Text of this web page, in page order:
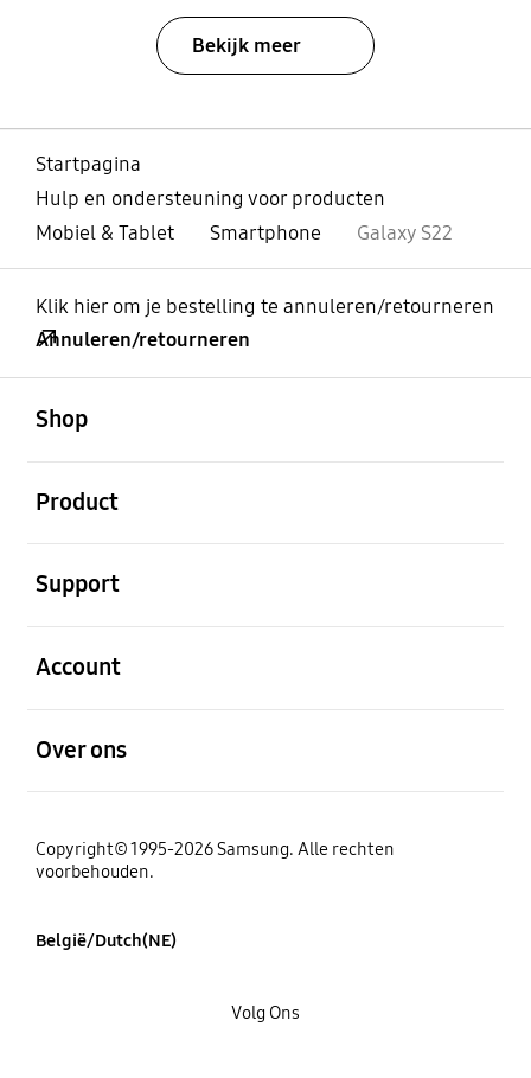
Bekijk meer
Startpagina
Hulp en ondersteuning voor producten
Mobiel & Tablet
Smartphone Galaxy S22
Klik hier om je bestelling te annuleren/retourneren
Annuleren/retourneren
Shop
Product
Support
Account
Over ons
Copyright© 1995-2026 Samsung. Alle rechten
voorbehouden.
België/Dutch(NE)
Volg Ons